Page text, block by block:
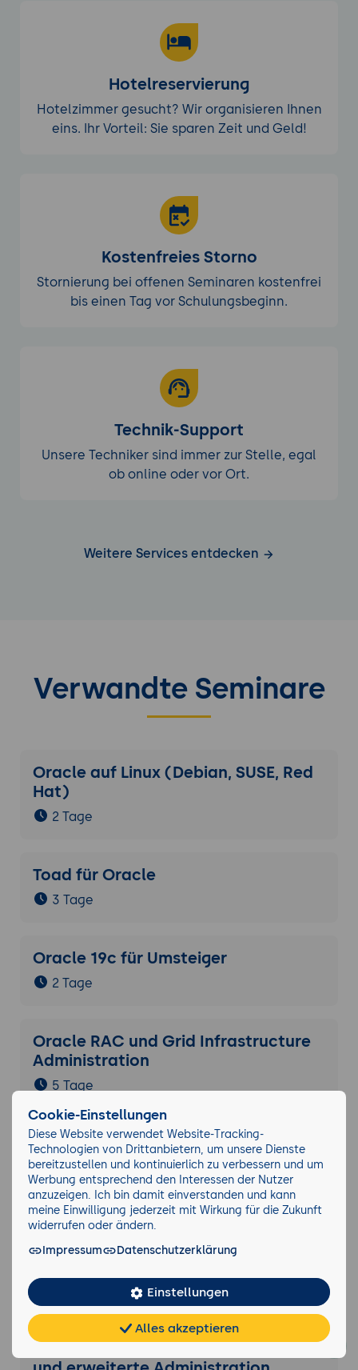
Hotelreservierung
Hotelzimmer gesucht? Wir organisieren Ihnen
eins. Ihr Vorteil: Sie sparen Zeit und Geld!
Kostenfreies Storno
Stornierung bei offenen Seminaren kostenfrei
bis einen Tag vor Schulungsbeginn.
Technik-Support
Unsere Techniker sind immer zur Stelle, egal
ob online oder vor Ort.
Weitere Services entdecken
Verwandte Seminare
Oracle auf Linux (Debian, SUSE, Red
Hat)
2 Tage
Toad für Oracle
3 Tage
Oracle 19c für Umsteiger
2 Tage
Oracle RAC und Grid Infrastructure
Administration
5 Tage
Oracle Performance Tuning für
Administratoren
3 Tage
Oracle WebLogic-Server
Oracle 21c/12c Backup/Recovery
Teilen FAQ Cookies
Cookie-Einstellungen
Diese Website verwendet Website-Tracking-
Technologien von Drittanbietern, um unsere Dienste
bereitzustellen und kontinuierlich zu verbessern und um
Werbung entsprechend den Interessen der Nutzer
anzuzeigen. Ich bin damit einverstanden und kann
meine Einwilligung jederzeit mit Wirkung für die Zukunft
widerrufen oder ändern.
Impressum
Datenschutzerklärung
Einstellungen
Alles akzeptieren